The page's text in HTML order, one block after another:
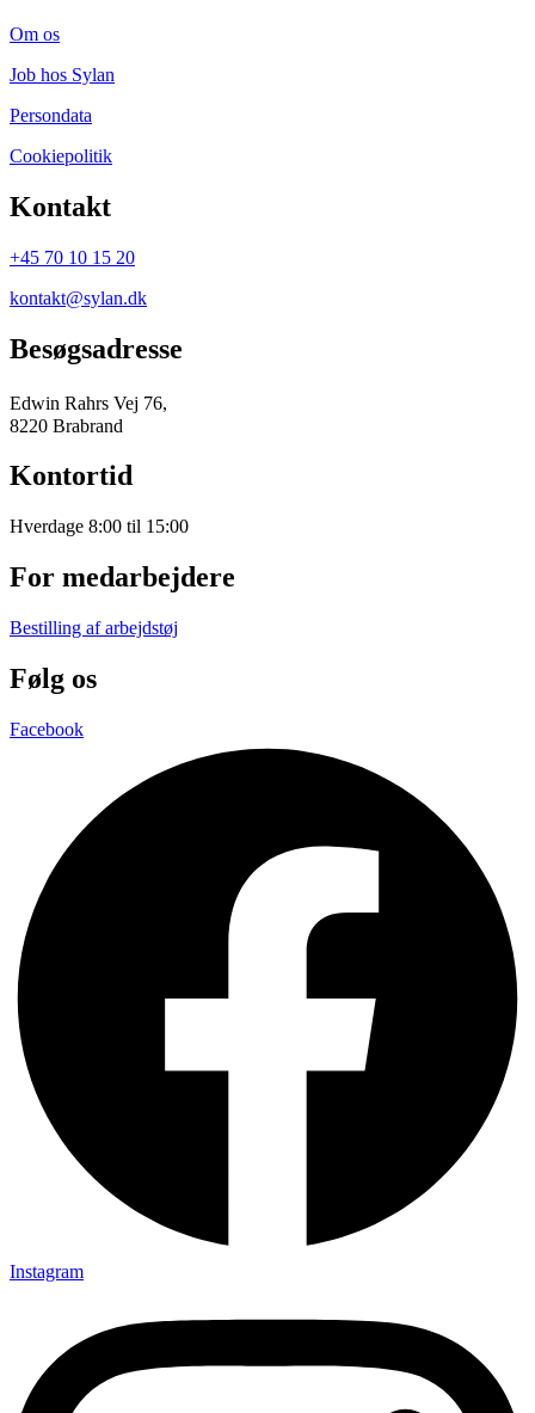
Om os
Job hos Sylan
Persondata
Cookiepolitik
Kontakt
+45 70 10 15 20
kontakt@sylan.dk
Besøgsadresse
Edwin Rahrs Vej 76,
8220 Brabrand
Kontortid
Hverdage 8:00 til 15:00
For medarbejdere
Bestilling af arbejdstøj
Følg os
Facebook
Instagram